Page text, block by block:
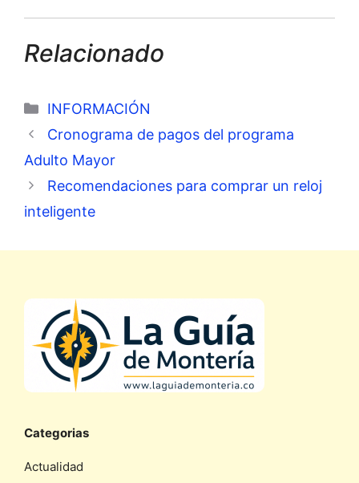
Relacionado
Categorías
INFORMACIÓN
Cronograma de pagos del programa
Adulto Mayor
Recomendaciones para comprar un reloj
inteligente
Categorias
Actualidad